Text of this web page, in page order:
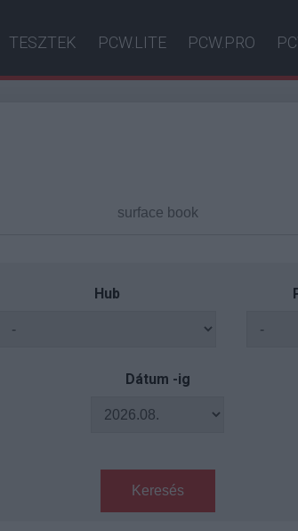
TESZTEK PCW.LITE PCW.PRO
Hub
Dátum -ig
Keresés